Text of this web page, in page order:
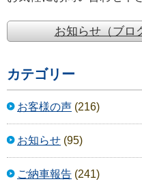
お知らせ（ブロ
カテゴリー
お客様の声 (216)
お知らせ (95)
ご納車報告 (241)